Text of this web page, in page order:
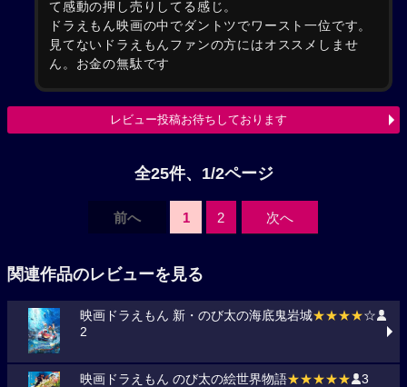
て感動の押し売りしてる感じ。
ドラえもん映画の中でダントツでワースト一位です。
見てないドラえもんファンの方にはオススメしませ
ん。お金の無駄です
レビュー投稿お待ちしております
全25件、1/2ページ
前へ 1 2 次へ
関連作品のレビューを見る
映画ドラえもん 新・のび太の海底鬼岩城★★★★☆
2
映画ドラえもん のび太の絵世界物語★★★★★ 3